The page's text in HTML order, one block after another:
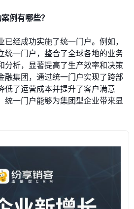
例有哪些？
经成功实施了统一门户。例如，
统一门户，整合了全球各地的业务
分析，显著提高了生产效率和决策
融集团，通过统一门户实现了跨部
低了运营成本并提升了客户满意
统一门户能够为集团型企业带来显